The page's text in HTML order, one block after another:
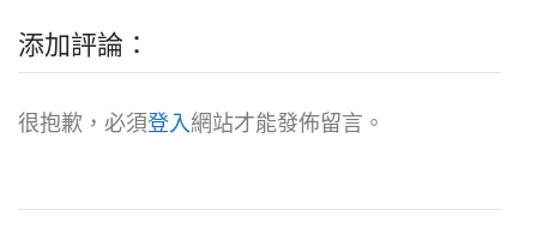
添加評論：
很抱歉，必須登入網站才能發佈留言。